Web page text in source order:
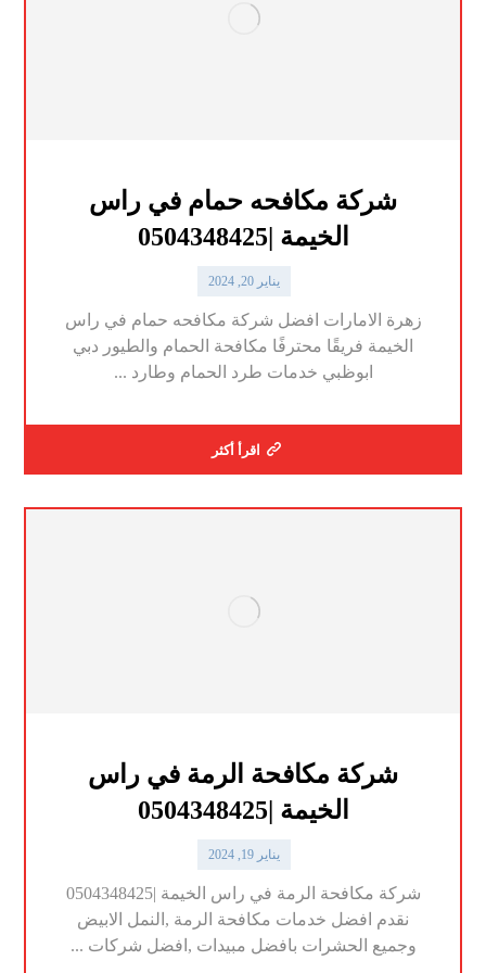
شركة مكافحه حمام في راس
الخيمة |0504348425
يناير 20, 2024
زهرة الامارات افضل شركة مكافحه حمام في راس
الخيمة فريقًا محترفًا مكافحة الحمام والطيور دبي
ابوظبي خدمات طرد الحمام وطارد ...
اقرأ أكثر
شركة مكافحة الرمة في راس
الخيمة |0504348425
يناير 19, 2024
شركة مكافحة الرمة في راس الخيمة |0504348425
نقدم افضل خدمات مكافحة الرمة ,النمل الابيض
وجميع الحشرات بافضل مبيدات ,افضل شركات ...